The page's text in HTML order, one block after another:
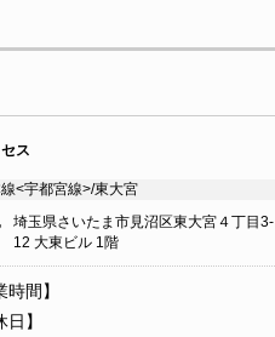
ス
<宇都宮線>/東大宮
埼玉県さいたま市見沼区東大宮４丁目3-
12 大東ビル 1階
間】
】